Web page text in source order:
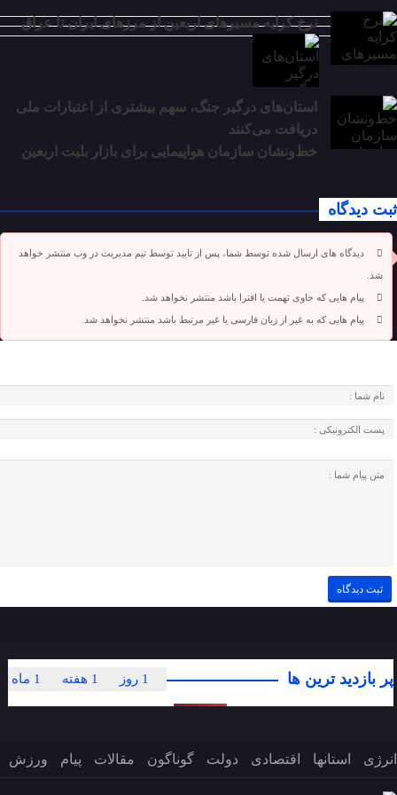
نرخ کرایه مسیرهای اربعین از مرزهای ایران تا عراق
استان‌های درگیر جنگ، سهم بیشتری از اعتبارات ملی
دریافت می‌کنند
خط‌ونشان سازمان هواپیمایی برای بازار بلیت اربعین
ثبت دیدگاه
دیدگاه های ارسال شده توسط شما، پس از تایید توسط تیم مدیریت در وب منتشر خواهد
شد.
پیام هایی که حاوی تهمت یا افترا باشد منتشر نخواهد شد.
پیام هایی که به غیر از زبان فارسی یا غیر مرتبط باشد منتشر نخواهد شد.
پر بازدید ترین ها 1 ماه 1 هفته 1 روز
انرژی استانها اقتصادی دولت گوناگون مقالات پیام ورزش